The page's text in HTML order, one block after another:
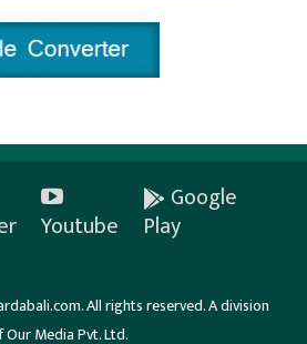
Youtube
Google
Play
All rights reserved. A division
Our Media Pvt. Ltd.